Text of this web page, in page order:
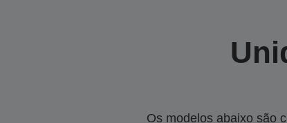
Os modelos abaixo são